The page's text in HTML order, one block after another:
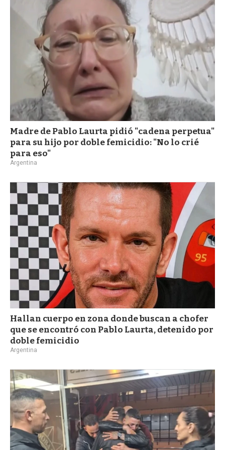
Madre de Pablo Laurta pidió "cadena perpetua"
para su hijo por doble femicidio: "No lo crié
para eso"
Argentina
Hallan cuerpo en zona donde buscan a chofer
que se encontró con Pablo Laurta, detenido por
doble femicidio
Argentina